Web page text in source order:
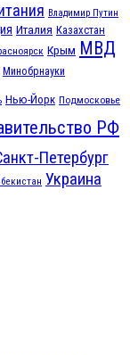
Владимир Путин
Италия Казахстан
Крым МВД
Минобрнауки
Нью-Йорк Подмосковье
РФ
Петербург
Украина